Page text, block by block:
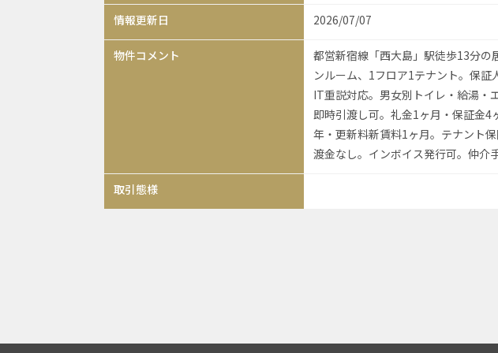
情報更新日 2026/07/07
物件コメント
都営新宿線「西大島」駅徒歩13分の
ンルーム、1フロア1テナント。保証
IT重説対応。男女別トイレ・給湯・
即時引渡し可。礼金1ヶ月・保証金
年・更新料新賃料1ヶ月。テナント
渡金なし。インボイス発行可。仲介
取引態様